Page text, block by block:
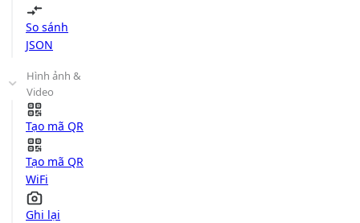
So sánh
JSON
Hình ảnh &
Video
Tạo mã QR
Tạo mã QR
WiFi
Ghi lại